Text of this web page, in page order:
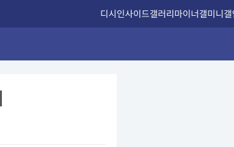
디시인사이드갤러리마이너갤미니갤